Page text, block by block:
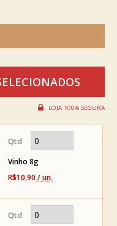
Vinho 8g
R$10,90 / un.